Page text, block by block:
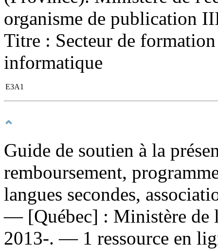
organisme de publication
Titre : Secteur de
informatique
E3A1
Guide de soutien à la
remboursement,
langues secondes,
— [Québec] : Ministère de
2013-. — 1 ressource en